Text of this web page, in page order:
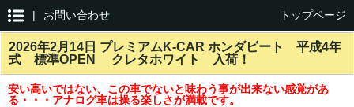
| お問い合わせ トップページ
2026年2月14日 プレミアムK-CAR ホンダビート 平成4年
式 標準OPEN クレタホワイト 入荷！
安い高いではない、この車でないと味わう事が出来ない感覚があ
る・・・アナログ車は操る楽しさが満載です。